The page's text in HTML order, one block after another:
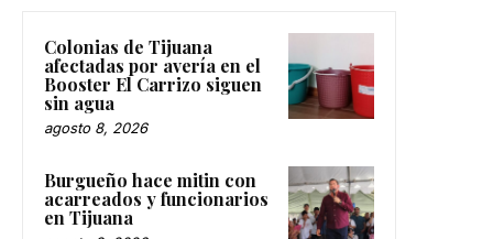
Colonias de Tijuana
afectadas por avería en el
Booster El Carrizo siguen
sin agua
agosto 8, 2026
Burgueño hace mitin con
acarreados y funcionarios
en Tijuana